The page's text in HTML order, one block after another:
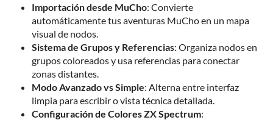
Importación desde MuCho: Convierte
automáticamente tus aventuras MuCho en un mapa
visual de nodos.
Sistema de Grupos y Referencias: Organiza nodos en
grupos coloreados y usa referencias para conectar
zonas distantes.
Modo Avanzado vs Simple: Alterna entre interfaz
limpia para escribir o vista técnica detallada.
Configuración de Colores ZX Spectrum: